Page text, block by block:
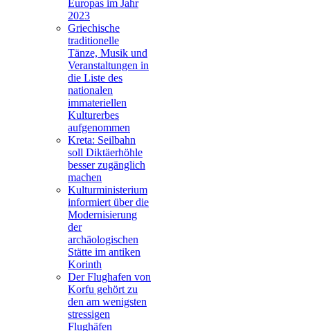
Europas im Jahr
2023
Griechische
traditionelle
Tänze, Musik und
Veranstaltungen in
die Liste des
nationalen
immateriellen
Kulturerbes
aufgenommen
Kreta: Seilbahn
soll Diktäerhöhle
besser zugänglich
machen
Kulturministerium
informiert über die
Modernisierung
der
archäologischen
Stätte im antiken
Korinth
Der Flughafen von
Korfu gehört zu
den am wenigsten
stressigen
Flughäfen